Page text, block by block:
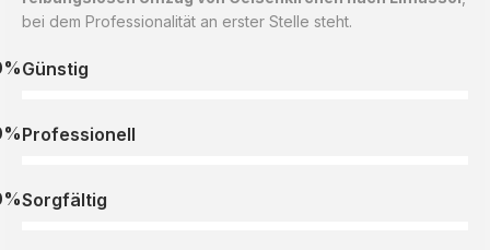
bei dem Professionalität an erster Stelle steht.
Günstig
Professionell
Sorgfältig